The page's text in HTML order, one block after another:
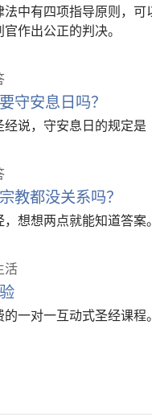
法中有四项指导原则，可
作出公正的判决。
守安息日吗？
经说，守安息日的规定
教都没关系吗？
想想两点就能知道答案。
活
一对一互动式圣经课程。